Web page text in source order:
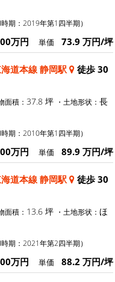
時期：2019年第1四半期）
万円 単価 73.9 万円/坪
海道本線 静岡駅
徒歩 30
面積： 37.8 坪 ・土地形状： 長
時期：2010年第1四半期）
万円 単価 89.9 万円/坪
海道本線 静岡駅
徒歩 30
面積： 13.6 坪 ・土地形状： ほ
時期：2021年第2四半期）
万円 単価 88.2 万円/坪